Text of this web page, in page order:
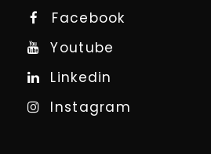
Facebook
Youtube
Linkedin
Instagram